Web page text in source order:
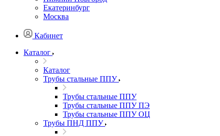
Екатеринбург
Москва
Кабинет
Каталог
Каталог
Трубы стальные ППУ
Трубы стальные ППУ
Трубы стальные ППУ ПЭ
Трубы стальные ППУ ОЦ
Трубы ПНД ППУ